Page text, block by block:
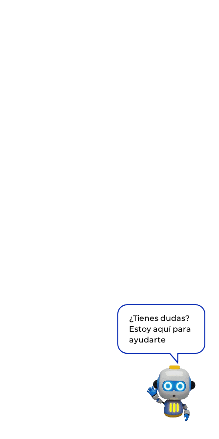
¿Tienes dudas?
Estoy aquí para
ayudarte